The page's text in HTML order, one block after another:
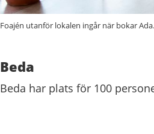
Foajén utanför lokalen ingår när bokar
Beda
Beda har plats för 100